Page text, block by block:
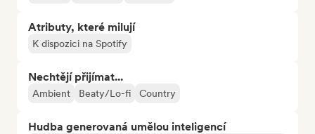
Atributy, které milují
K dispozici na Spotify
Nechtějí přijímat...
Ambient Beaty/Lo-fi Country
Hudba generovaná umělou inteligencí